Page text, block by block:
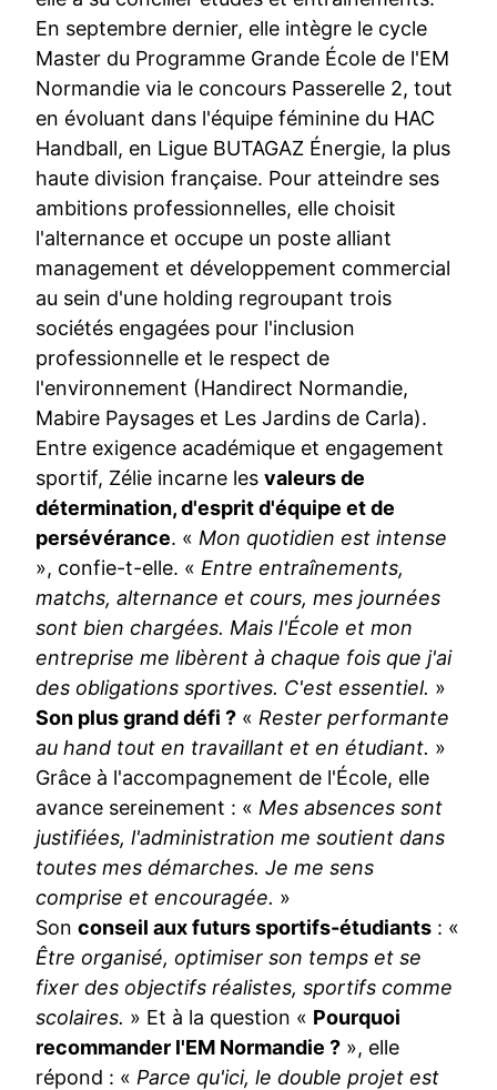
En septembre dernier, elle intègre le cycle
Master du Programme Grande École de l'EM
Normandie via le concours Passerelle 2, tout
en évoluant dans l'équipe féminine du HAC
Handball, en Ligue BUTAGAZ Énergie, la plus
haute division française. Pour atteindre ses
ambitions professionnelles, elle choisit
l'alternance et occupe un poste alliant
management et développement commercial
au sein d'une holding regroupant trois
sociétés engagées pour l'inclusion
professionnelle et le respect de
l'environnement (Handirect Normandie,
Mabire Paysages et Les Jardins de Carla).
Entre exigence académique et engagement
sportif, Zélie incarne les valeurs de
détermination, d'esprit d'équipe et de
persévérance. « Mon quotidien est intense
», confie-t-elle. « Entre entraînements,
matchs, alternance et cours, mes journées
sont bien chargées. Mais l'École et mon
entreprise me libèrent à chaque fois que j'ai
des obligations sportives. C'est essentiel. »
Son plus grand défi ? « Rester performante
au hand tout en travaillant et en étudiant. »
Grâce à l'accompagnement de l'École, elle
avance sereinement : « Mes absences sont
justifiées, l'administration me soutient dans
toutes mes démarches. Je me sens
comprise et encouragée. »
Son conseil aux futurs sportifs-étudiants : «
Être organisé, optimiser son temps et se
fixer des objectifs réalistes, sportifs comme
scolaires. » Et à la question « Pourquoi
recommander l'EM Normandie ? », elle
répond : « Parce qu'ici, le double projet est